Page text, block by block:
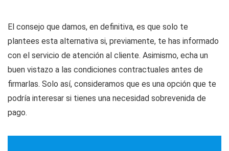
El consejo que damos, en definitiva, es que solo te
plantees esta alternativa si, previamente, te has informado
con el servicio de atención al cliente. Asimismo, echa un
buen vistazo a las condiciones contractuales antes de
firmarlas. Solo así, consideramos que es una opción que te
podría interesar si tienes una necesidad sobrevenida de
pago.